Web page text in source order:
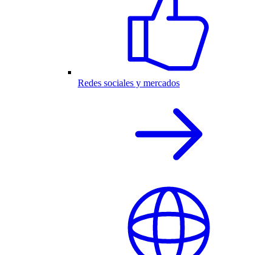
Redes sociales y mercados